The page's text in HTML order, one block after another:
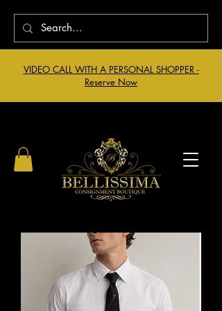
VIDEO CALL WITH A PERSONAL SHOPPER -
Reserve Now